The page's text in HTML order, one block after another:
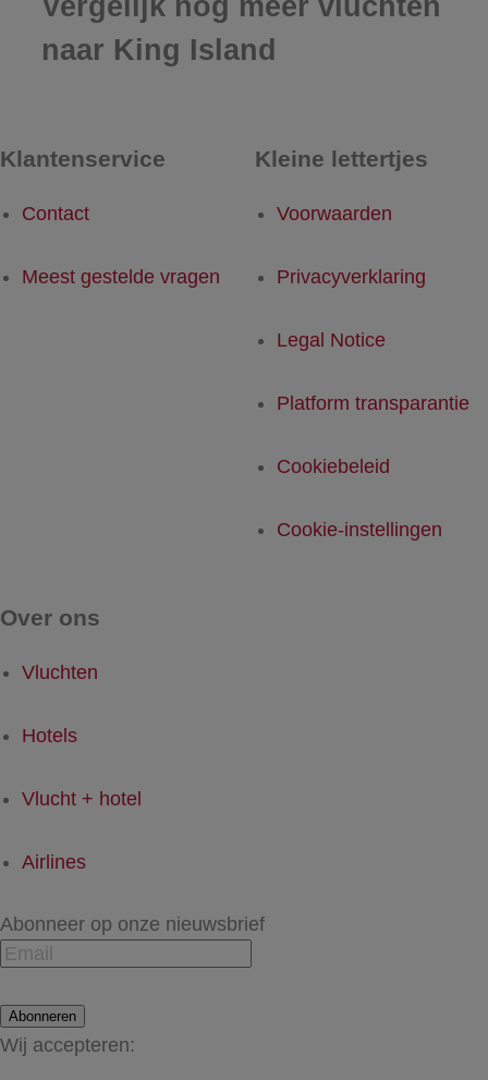
Vergelijk nog meer vluchten
naar King Island
Klantenservice
Contact
Meest gestelde vragen
Kleine lettertjes
Voorwaarden
Privacyverklaring
Legal Notice
Platform transparantie
Cookiebeleid
Cookie-instellingen
Over ons
Vluchten
Hotels
Vlucht + hotel
Airlines
Abonneer op onze nieuwsbrief
Abonneren
Wij accepteren: